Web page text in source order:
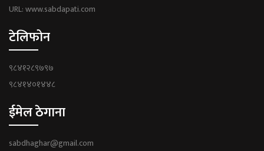
URL: www.sabdapati.com
टेलिफोन
९८४१२८९७९७
९८४१४०१४४८
ईमेल ठेगाना
sabdhaghar@gmail.com